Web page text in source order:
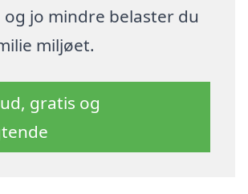
og jo mindre belaster du
miljøet.
gratis og